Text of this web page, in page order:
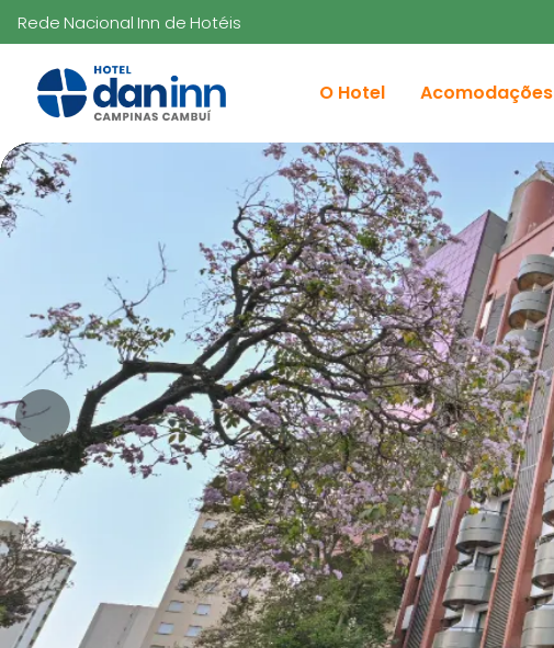
Rede Nacional Inn de Hotéis
O Hotel Acomodações